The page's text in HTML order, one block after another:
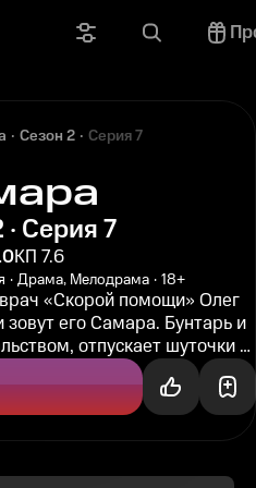
Сезон 2 Серия 7
Серия 7
КП 7.6
Драма, Мелодрама 18+
«Скорой помощи» Олег
его Самара. Бунтарь и
отпускает шуточки в